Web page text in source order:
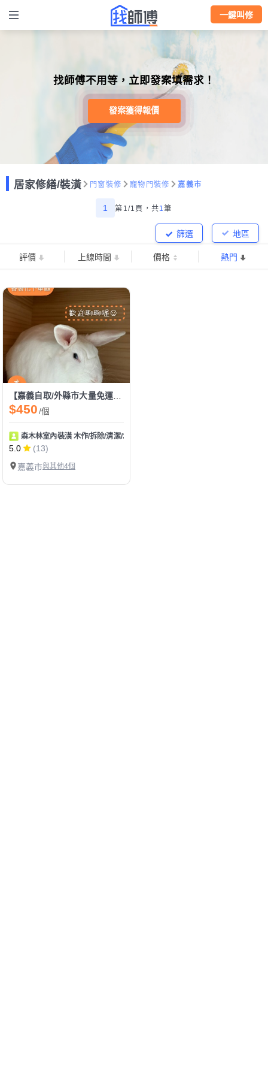
一鍵叫修
找師傅不用等，立即發案填需求！
發案獲得報價
居家修繕/裝潢 門窗裝修 寵物門裝修 嘉義市
1 第1/1頁， 共1筆
地區
篩選
評價 上線時間 價格 熱門
【嘉義自取/外縣市大量免運費】寵物碗架
$450/個
森木林室內裝潢 木作/拆除/清潔/水電
5.0
(13)
嘉義市與其他4個